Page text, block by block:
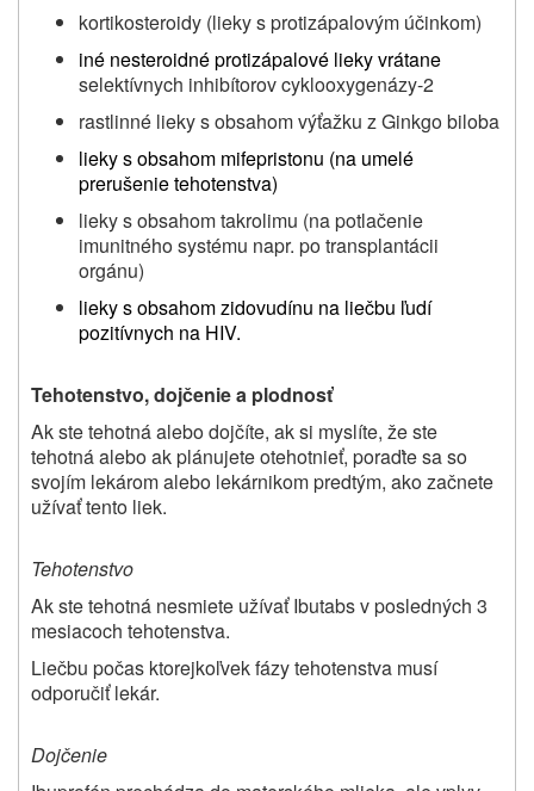
kortikosteroidy (lieky s protizápalovým účinkom)
iné nesteroidné protizápalové lieky vrátane
selektívnych inhibítorov cyklooxygenázy-2
rastlinné lieky s obsahom výťažku z Ginkgo biloba
lieky s obsahom mifepristonu (na umelé
prerušenie tehotenstva)
lieky s obsahom takrolimu (na potlačenie
imunitného systému napr. po transplantácii
orgánu)
lieky s obsahom zidovudínu na liečbu ľudí
pozitívnych na HIV.
Tehotenstvo,dojčeniea plodnosť
Ak ste tehotná alebo dojčíte, ak si myslíte, že ste
tehotná alebo ak plánujete otehotnieť, poraďte sa so
svojím lekárom alebo lekárnikom predtým, ako začnete
užívať tento liek.
Tehotenstvo
Ak ste tehotná nesmiete užívať Ibutabs v posledných 3
mesiacoch tehotenstva.
Liečbu počas ktorejkoľvek fázy tehotenstva musí
odporučiť lekár.
Dojčenie